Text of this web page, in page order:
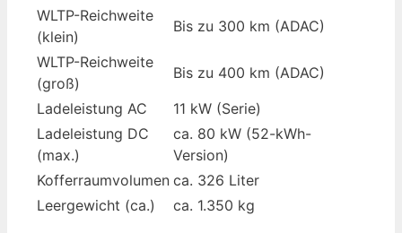
WLTP-Reichweite
(klein)
Bis zu 300 km (ADAC)
WLTP-Reichweite
(groß)
Bis zu 400 km (ADAC)
Ladeleistung AC
11 kW (Serie)
Ladeleistung DC
(max.)
ca. 80 kW (52-kWh-
Version)
Kofferraumvolumen ca. 326 Liter
Leergewicht (ca.)
ca. 1.350 kg